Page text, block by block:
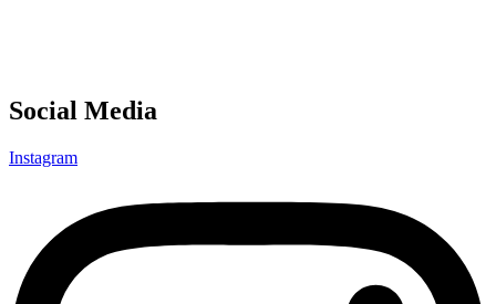
Social Media
Instagram